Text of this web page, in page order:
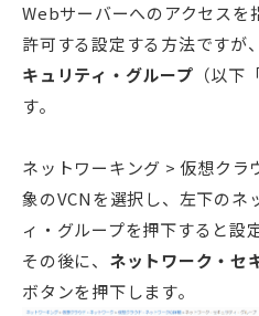
Webサーバーへのアクセスを
許可する設定する方法ですが
キュリティ・グループ （以
す。
ネットワーキング > 仮想クラ
象のVCNを選択し、左下のネ
ィ・グループを押下すると設
その後に、 ネットワーク・セ
ボタンを押下します。